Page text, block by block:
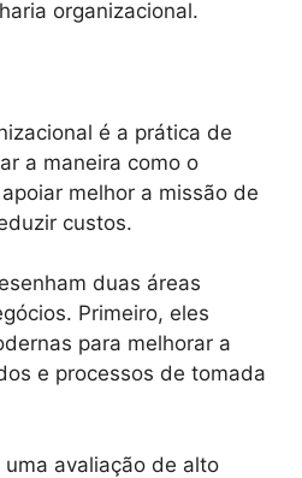
organizacional.
é a prática de
a maneira como o
melhor a missão de
custos.
duas áreas
Primeiro, eles
para melhorar a
e processos de tomada
avaliação de alto